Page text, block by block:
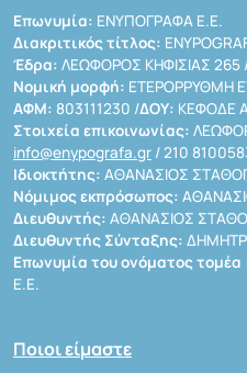
Επωνυμία: ΕΝΥΠΟΓΡΑΦΑ Ε.Ε.
Διακριτικός τίτλος:
Έδρα: ΛΕΩΦΟΡΟΣ ΚΗΦΙΣΙΑΣ 265 /
Νομική μορφή: ΕΤΕΡΟΡΡΥΘΜΗ
ΑΦΜ: 803111230 /ΔΟΥ: ΚΕΦΟΔΕ
Στοιχεία επικοινωνίας:
info@enypografa.gr / 210
Ιδιοκτήτης: ΑΘΑΝΑΣΙΟΣ
Νόμιμος εκπρόσωπος:
Διευθυντής: ΑΘΑΝΑΣΙΟΣ
Διευθυντής Σύνταξης:
Επωνυμία του ονόματος
Ε.Ε.
Ποιοι είμαστε